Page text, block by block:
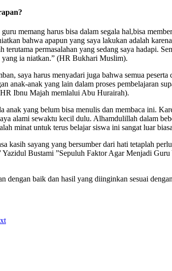
memang harus bisa dalam segala hal,bisa
bahwa apapun yang saya lakukan adalah
permasalahan yang sedang saya hadapi.
yang ia niatkan.” (HR Bukhari Muslim).
saya harus menyadari juga bahwa semua
anak yang lain dalam proses pembelajaran
Ibnu Majah memlalui Abu Hurairah).
yang belum bisa menulis dan membaca ini.
alami sewaktu kecil dulu. Alhamdulillah dalam
minat untuk terus belajar siswa ini sangat luar
kasih sayang yang bersumber dari hati tetaplah
Bustami ”Sepuluh Faktor Agar Menjadi
dengan baik dan hasil yang diinginkan sesuai